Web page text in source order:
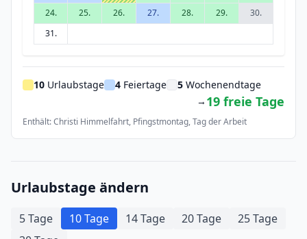
24.
25. 26. 27. 28. 29.
30.
31.
10 Urlaubstage 4 Feiertage 5 Wochenendtage
→ 19 freie Tage
Enthält: Christi Himmelfahrt, Pfingstmontag, Tag der Arbeit
Urlaubstage ändern
5 Tage 10 Tage 14 Tage 20 Tage
25 Tage